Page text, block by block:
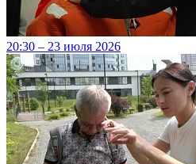
20:30 – 23 июля 2026